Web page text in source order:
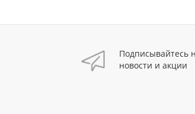
Подписывайтесь
новости и акции